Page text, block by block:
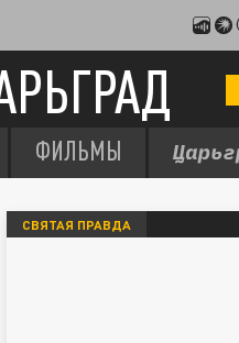
ФИЛЬМЫ
СВЯТАЯ ПРАВДА